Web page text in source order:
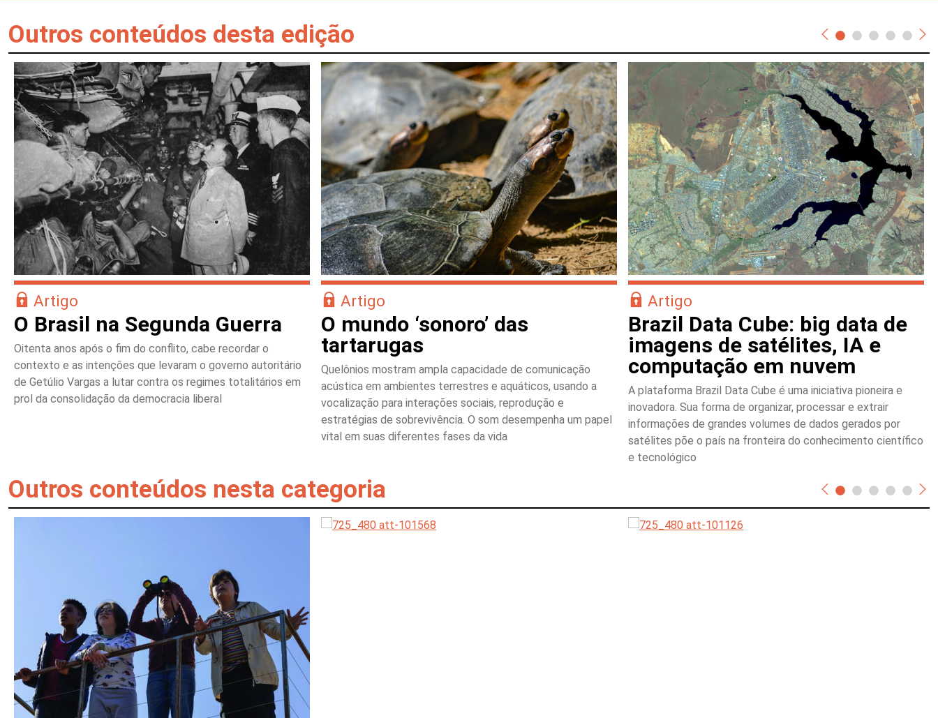
Outros conteúdos desta edição
Artigo
O Brasil na Segunda Guerra
Oitenta anos após o fim do conflito, cabe recordar o
contexto e as intenções que levaram o governo autoritário
de Getúlio Vargas a lutar contra os regimes totalitários em
prol da consolidação da democracia liberal
Artigo
O mundo ‘sonoro’ das
tartarugas
Quelônios mostram ampla capacidade de comunicação
acústica em ambientes terrestres e aquáticos, usando a
vocalização para interações sociais, reprodução e
estratégias de sobrevivência. O som desempenha um papel
vital em suas diferentes fases da vida
Artigo
Brazil Data Cube: big data de
imagens de satélites, IA e
computação em nuvem
A plataforma Brazil Data Cube é uma iniciativa pioneira e
inovadora. Sua forma de organizar, processar e extrair
informações de grandes volumes de dados gerados por
satélites põe o país na fronteira do conhecimento científico
e tecnológico
Outros conteúdos nesta categoria